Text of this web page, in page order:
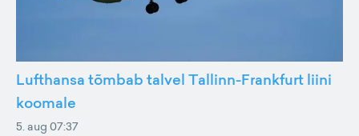
Lufthansa tõmbab talvel Tallinn-Frankfurt liini
koomale
5. aug 07:37